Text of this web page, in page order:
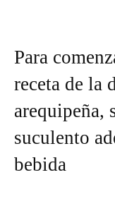
Para
receta de la
arequipeña,
suculento
bebida